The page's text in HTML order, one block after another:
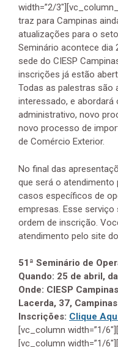
width=”2/
traz para Campinas
atualizações para o
Seminário acontece dia
sede do CIESP
inscrições já estão
Todas as palestras são
interessado, e
administrativo, novo
novo processo de
de Comércio Exterior.
No final das
que será o atendimento
casos específicos de
empresas. Esse
ordem de inscrição.
atendimento pelo site do
51ª Seminário de
Quando: 25 de abril,
Onde: CIESP
Lacerda, 37,
Inscrições: Clique
[vc_column width=”1/
[vc_column width=”1/